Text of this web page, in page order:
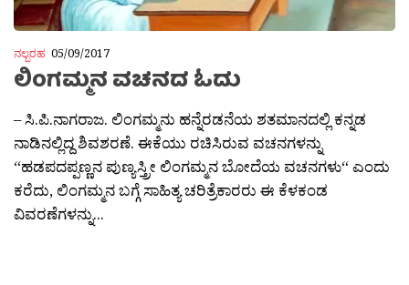
ನಲ್ಬರಹ 05/09/2017
ಲಿಂಗಮ್ಮನ ವಚನದ ಓದು
– ಸಿ.ಪಿ.ನಾಗರಾಜ. ಲಿಂಗಮ್ಮನು ಹನ್ನೆರಡನೆಯ ಶತಮಾನದಲ್ಲಿ ಕನ್ನಡ
ನಾಡಿನಲ್ಲಿದ್ದ ಶಿವಶರಣೆ. ಈಕೆಯು ರಚಿಸಿರುವ ವಚನಗಳನ್ನು
“ಹಡಪದಪ್ಪಣ್ಣನ ಪುಣ್ಯಸ್ತ್ರೀ ಲಿಂಗಮ್ಮನ ಬೋದೆಯ ವಚನಗಳು“ ಎಂದು
ಕರೆದು, ಲಿಂಗಮ್ಮನ ಬಗ್ಗೆ ಸಾಹಿತ್ಯ ಚರಿತ್ರೆಕಾರರು ಈ ಕೆಳಕಂಡ
ವಿವರಣೆಗಳನ್ನು...